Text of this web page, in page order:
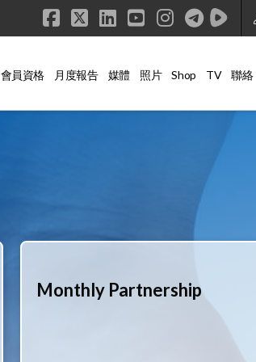
Facebook
X LinkedIn
YouTube
Instagram
會員資格 月度報告 媒體 照片 Shop TV 聯絡
Monthly Partnership